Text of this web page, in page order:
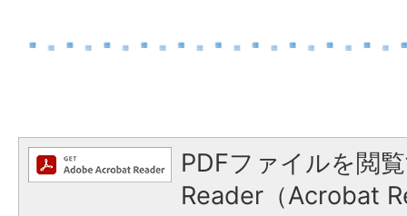
PDFファイルを閲
Reader（Acrobat